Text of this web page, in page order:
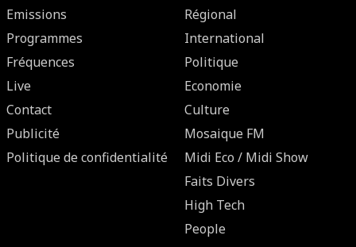
Emissions
Programmes
Fréquences
Live
Contact
Publicité
Politique de confidentialité
Régional
International
Politique
Economie
Culture
Mosaique FM
Midi Eco / Midi Show
Faits Divers
High Tech
People